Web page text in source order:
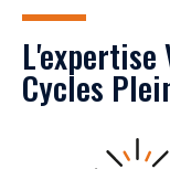
L'expertise
Cycles